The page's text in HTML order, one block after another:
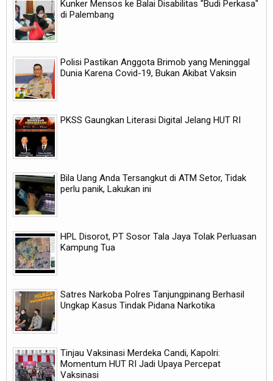
Kunker Mensos ke Balai Disabilitas "Budi Perkasa"
di Palembang
Polisi Pastikan Anggota Brimob yang Meninggal
Dunia Karena Covid-19, Bukan Akibat Vaksin
PKSS Gaungkan Literasi Digital Jelang HUT RI
Bila Uang Anda Tersangkut di ATM Setor, Tidak
perlu panik, Lakukan ini
HPL Disorot, PT Sosor Tala Jaya Tolak Perluasan
Kampung Tua
Satres Narkoba Polres Tanjungpinang Berhasil
Ungkap Kasus Tindak Pidana Narkotika
Tinjau Vaksinasi Merdeka Candi, Kapolri:
Momentum HUT RI Jadi Upaya Percepat
Vaksinasi